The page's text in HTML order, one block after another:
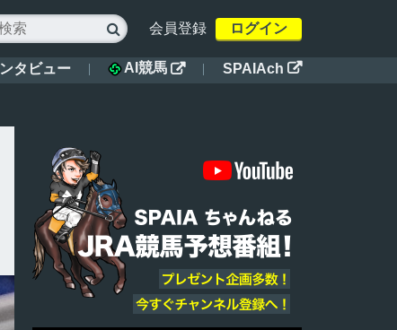
 会員登録 ログイン
タビュー AI競馬  SPAIAch 